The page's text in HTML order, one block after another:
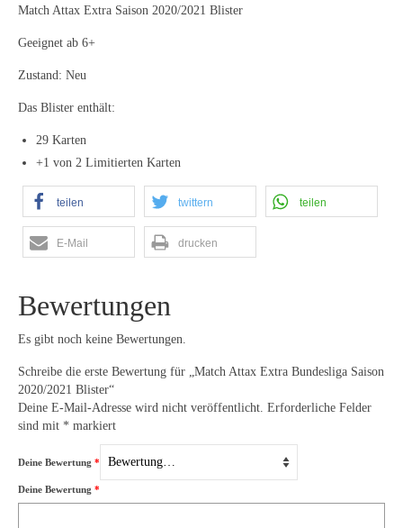
Match Attax Extra Saison 2020/2021 Blister
Geeignet ab 6+
Zustand: Neu
Das Blister enthält:
29 Karten
+1 von 2 Limitierten Karten
teilen twittern teilen
E-Mail drucken
Bewertungen
Es gibt noch keine Bewertungen.
Schreibe die erste Bewertung für „Match Attax Extra Bundesliga Saison
2020/2021 Blister“
Deine E-Mail-Adresse wird nicht veröffentlicht. Erforderliche Felder
sind mit * markiert
Deine Bewertung *
Deine Bewertung *